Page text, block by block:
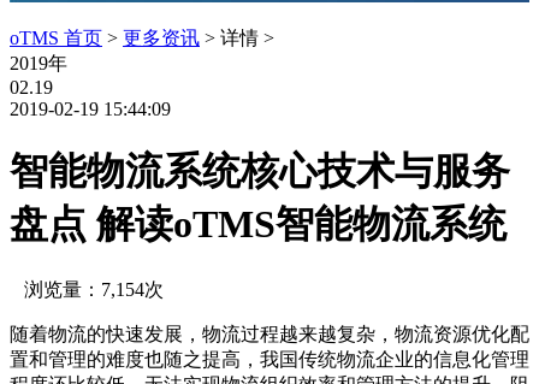
oTMS 首页 > 更多资讯 > 详情 >
2019年
02.19
2019-02-19 15:44:09
智能物流系统核心技术与服务
盘点 解读oTMS智能物流系统
浏览量：7,154次
随着物流的快速发展，物流过程越来越复杂，物流资源优化配
置和管理的难度也随之提高，我国传统物流企业的信息化管理